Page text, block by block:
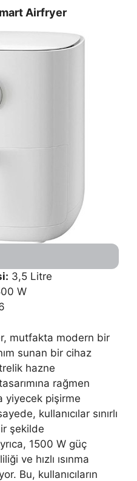
Airfryer
3,5 Litre
W
mutfakta modern bir
sunan bir cihaz
hazne
rağmen
yiyecek pişirme
kullanıcılar sınırlı
şekilde
1500 W güç
ve hızlı ısınma
Bu, kullanıcıların